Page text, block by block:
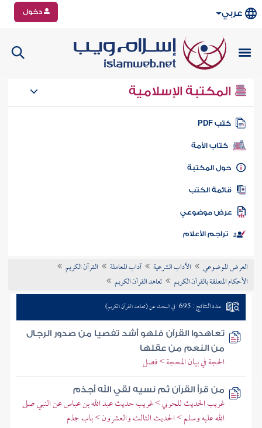
عربي دخول
المكتبة الإسلامية
كتب PDF
كتاب الأمة
المكتبة
الكتب
موضوعي
تراجم الأعلام
العرض الموضوعي الآداب الشرعية آداب المعاملة
القرآن الكريم
الأحكام المتعلقة بالقرآن الكريم
تعاهد القرآن الكريم
عدد النتائج : 695 في البحث عن (تعاهد القرآن الكريم)
تعاهدوا القرآن فلهو أشد تفصيا من صدور الرجال
من النعم من عقلها
الحجة في بيان المحجة > فصل
من قرأ القرآن ثم نسيه لقي الله أجذم
غريب الحديث للحربي > غريب حديث عبد الله بن عباس عن النبي صلى
الله عليه وسلم > الحديث الثالث والعشرون > باب جذم